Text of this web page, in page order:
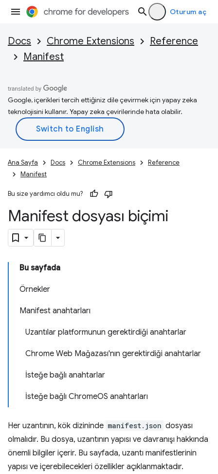
Oturum aç
Docs Chrome Extensions
Reference
Manifest
Google, içerikleri tercih ettiğiniz dile çevirmek için yapay zeka
teknolojisini kullanır. Yapay zeka çevirilerinde hata olabilir.
Ana Sayfa Docs Chrome Extensions
Reference
Manifest
Bu size yardımcı oldu mu?
Manifest dosyası biçimi
Bu sayfada
Örnekler
Manifest anahtarları
Uzantılar platformunun gerektirdiği anahtarlar
Chrome Web Mağazası'nın gerektirdiği anahtarlar
İsteğe bağlı anahtarlar
İsteğe bağlı ChromeOS anahtarları
Her uzantının, kök dizininde manifest.json dosyası
olmalıdır. Bu dosya, uzantının yapısı ve davranışı hakkında
önemli bilgiler içerir. Bu sayfada, uzantı manifestlerinin
yapısı ve içerebilecekleri özellikler açıklanmaktadır.